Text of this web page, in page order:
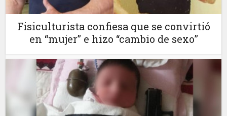
Fisiculturista confiesa que se convirtió
en “mujer” e hizo “cambio de sexo”